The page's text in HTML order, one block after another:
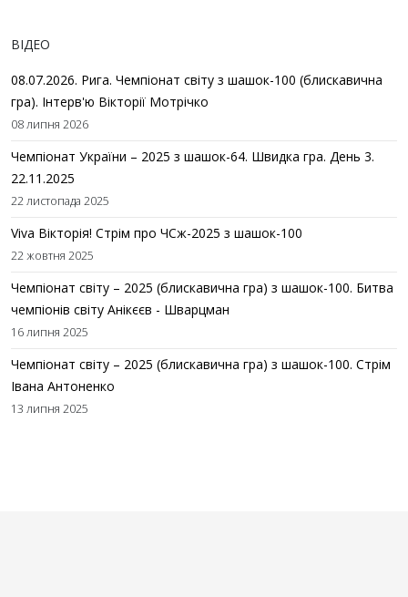
ВІДЕО
08.07.2026. Рига. Чемпіонат світу з шашок-100 (блискавична
гра). Інтерв'ю Вікторії Мотрічко
08 липня 2026
Чемпіонат України – 2025 з шашок-64. Швидка гра. День 3.
22.11.2025
22 листопада 2025
Viva Вікторія! Стрім про ЧСж-2025 з шашок-100
22 жовтня 2025
Чемпіонат світу – 2025 (блискавична гра) з шашок-100. Битва
чемпіонів світу Анікєєв - Шварцман
16 липня 2025
Чемпіонат світу – 2025 (блискавична гра) з шашок-100. Стрім
Івана Антоненко
13 липня 2025